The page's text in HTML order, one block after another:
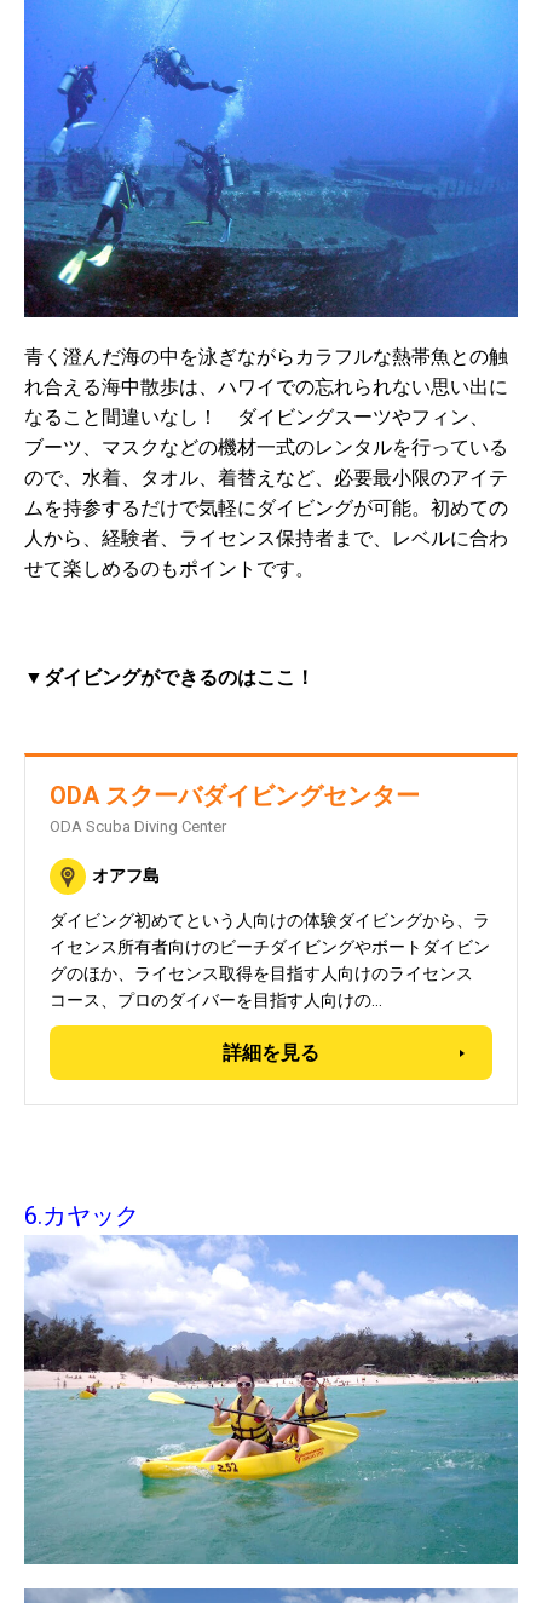
青く澄んだ海の中を泳ぎながらカラフルな熱帯魚との触
れ合える海中散歩は、ハワイでの忘れられない思い出に
なること間違いなし！ ダイビングスーツやフィン、
ブーツ、マスクなどの機材一式のレンタルを行っている
ので、水着、タオル、着替えなど、必要最小限のアイテ
ムを持参するだけで気軽にダイビングが可能。初めての
人から、経験者、ライセンス保持者まで、レベルに合わ
せて楽しめるのもポイントです。
▼ダイビングができるのはここ！
ODA スクーバダイビングセンター
ODA Scuba Diving Center
オアフ島
ダイビング初めてという人向けの体験ダイビングから、ラ
イセンス所有者向けのビーチダイビングやボートダイビン
グのほか、ライセンス取得を目指す人向けのライセンス
コース、プロのダイバーを目指す人向けの…
詳細を見る
6.カヤック